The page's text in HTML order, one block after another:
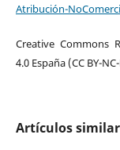
Atribución-
Creative Commons
4.0 España (CC BY-
Artículos